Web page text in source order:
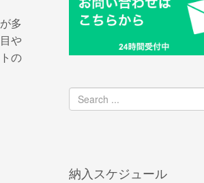
多
や
の
納入スケジュール